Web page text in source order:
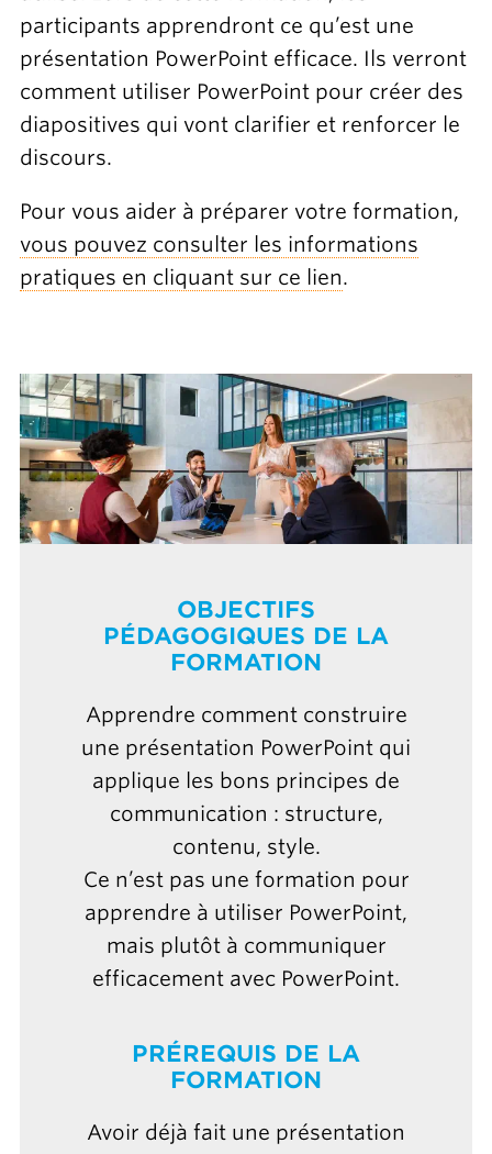
participants apprendront ce qu’est une
présentation PowerPoint efficace. Ils verront
comment utiliser PowerPoint pour créer des
diapositives qui vont clarifier et renforcer le
discours.
Pour vous aider à préparer votre formation,
vous pouvez consulter les informations
pratiques en cliquant sur ce lien.
OBJECTIFS
PÉDAGOGIQUES DE LA
FORMATION
Apprendre comment construire
une présentation PowerPoint qui
applique les bons principes de
communication : structure,
contenu, style.
Ce n’est pas une formation pour
apprendre à utiliser PowerPoint,
mais plutôt à communiquer
efficacement avec PowerPoint.
PRÉREQUIS DE LA
FORMATION
Avoir déjà fait une présentation